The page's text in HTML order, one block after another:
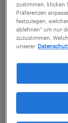
zustimmen, klicken
Präferenzen
festzulegen,
ablehnen" um nur
zuzustimmen.
unserer